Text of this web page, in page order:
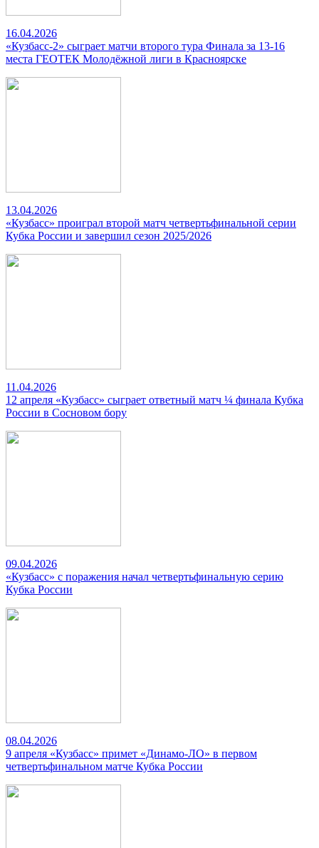
16.04.2026
«Кузбасс-2» сыграет матчи второго тура Финала за 13-16
места ГЕОТЕК Молодёжной лиги в Красноярске
13.04.2026
«Кузбасс» проиграл второй матч четвертьфинальной серии
Кубка России и завершил сезон 2025/2026
11.04.2026
12 апреля «Кузбасс» сыграет ответный матч ¼ финала Кубка
России в Сосновом бору
09.04.2026
«Кузбасс» с поражения начал четвертьфинальную серию
Кубка России
08.04.2026
9 апреля «Кузбасс» примет «Динамо-ЛО» в первом
четвертьфинальном матче Кубка России